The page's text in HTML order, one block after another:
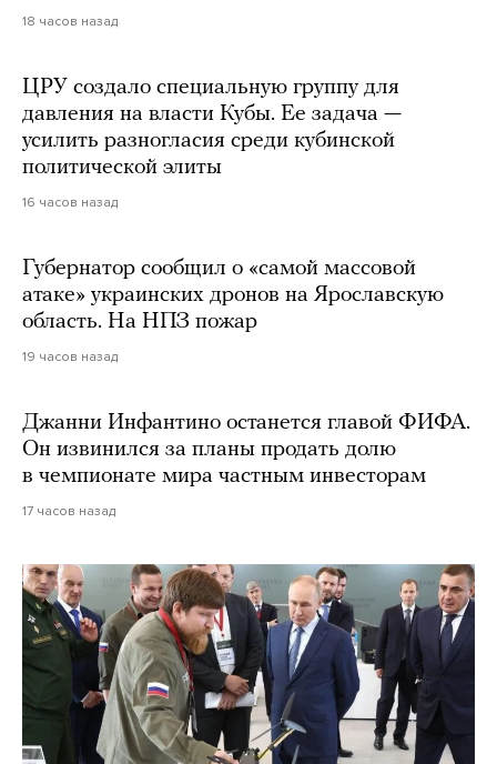
18 часов назад
ЦРУ создало специальную группу для
давления на власти Кубы. Ее задача —
усилить разногласия среди кубинской
политической элиты
16 часов назад
Губернатор сообщил о «самой массовой
атаке» украинских дронов на Ярославскую
область. На НПЗ пожар
19 часов назад
Джанни Инфантино останется главой ФИФА.
Он извинился за планы продать долю
в чемпионате мира частным инвесторам
17 часов назад